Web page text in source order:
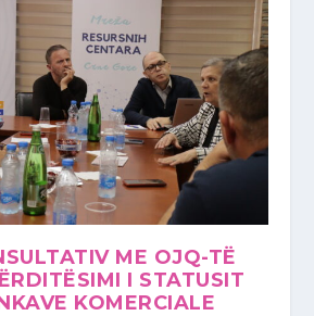
ME OJQ-TË
I STATUSIT
KOMERCIALE